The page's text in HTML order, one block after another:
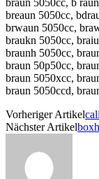
braun 5050cc, b
breaun 5050cc,
brwaun 5050cc,
braukn 5050cc,
braunh 5050cc,
braun 50p50cc,
braun 5050xcc,
braun 5050ccd,
Vorheriger Artikel
Nächster Artikel